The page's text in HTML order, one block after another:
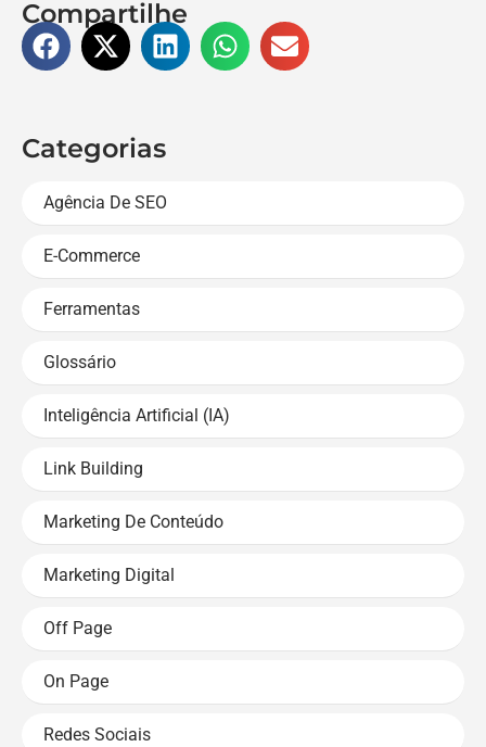
Compartilhe
Categorias
Agência De SEO
E-Commerce
Ferramentas
Glossário
Inteligência Artificial (IA)
Link Building
Marketing De Conteúdo
Marketing Digital
Off Page
On Page
Redes Sociais